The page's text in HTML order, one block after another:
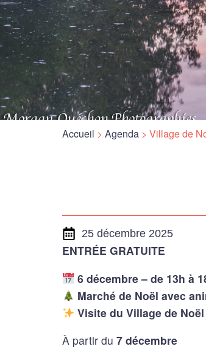
Accueil > Agenda > Village de
25 décembre 2025
ENTRÉE GRATUITE
6 décembre – de 13h à
Marché de Noël avec
Visite du Village de Noël
À partir du 7 décembre